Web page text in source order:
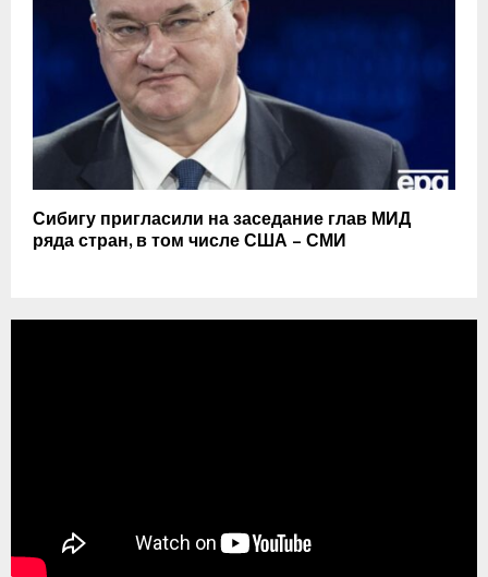
Сибигу пригласили на заседание глав МИД
ряда стран, в том числе США – СМИ